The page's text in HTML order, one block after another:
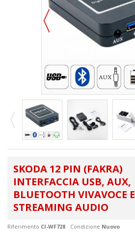
SKODA 12 PIN (FAKRA)
INTERFACCIA USB, AUX,
BLUETOOTH VIVAVOCE E
STREAMING AUDIO
Riferimento CI-WF728 Condizione Nuovo